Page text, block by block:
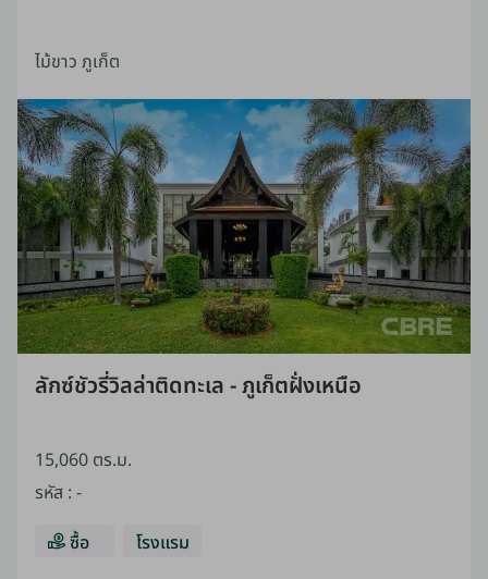
ไม้ขาว ภูเก็ต
ลักซ์ชัวรี่วิลล่าติดทะเล - ภูเก็ตฝั่งเหนือ
15,060 ตร.ม.
รหัส : -
ซื้อ
โรงแรม